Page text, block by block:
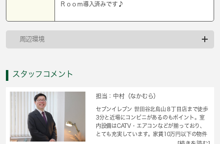
Ｒｏｏｍ導入済みです♪
周辺環境
スタッフコメント
担当：中村（なかむら）
セブンイレブン 世田谷北烏山８丁目店まで徒歩
3分と近場にコンビニがあるのもポイント。室
内設備はCATV・エアコンなどが揃っており、
とても充実しています。家賃10万円以下の物件
をお探しのお客様におすすめの物件です。床材